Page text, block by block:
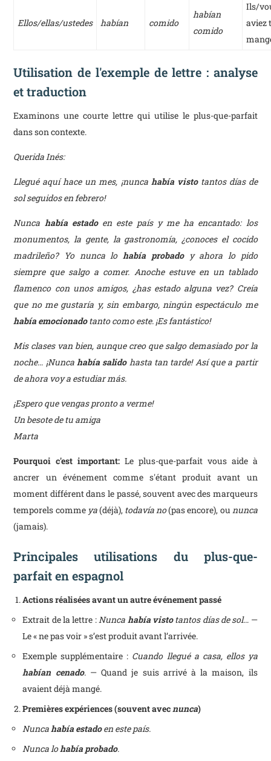
Ellos/ellas/ustedes habían comido
habían
comido
Ils/
aviez
Utilisation de l'exemple de lettre : analyse
et traduction
Examinons une courte lettre qui utilise le plus-que-parfait
dans son contexte.
Querida Inés:
Llegué aquí hace un mes, ¡nunca había vistotantos días de
sol seguidos en febrero!
Nunca había estadoen este país y me ha encantado: los
monumentos, la gente, la gastronomía, ¿conoces el cocido
madrileño? Yo nunca lohabía probadoy ahora lo pido
siempre que salgo a comer. Anoche estuve en un tablado
flamencocon unos amigos, ¿has estado alguna vez? Creía
que no me gustaría y, sin embargo, ningún espectáculo me
había emocionadotanto como este. ¡Es fantástico!
Mis clases van bien, aunque creo que salgo demasiado por la
noche… ¡Nuncahabía salidohasta tan tarde! Así que a partir
de ahora voy a estudiar más.
¡Espero que vengas pronto a verme!
Un besote de tu amiga
Marta
Pourquoi c'est important: Le plus-que-parfait vous aide à
ancrer un événement comme s'étant produit avant un
moment différent dans le passé, souvent avec des marqueurs
temporels comme ya(déjà), todavía no(pas encore), ou nunca
(jamais).
Principales utilisations du plus-que-
parfait en espagnol
Actions réalisées avant un autre événement passé
Extrait de la lettre :Nunca había vistotantos días de sol… —
Le « ne pas voir » s’est produit avant l’arrivée.
Exemple supplémentaire : Cuando llegué a casa, ellos ya
habían cenado.— Quand je suis arrivé à la maison, ils
avaient déjà mangé.
Premières expériences (souvent avecnunca)
Nuncahabía estadoen este país.
Nunca lohabía probado.